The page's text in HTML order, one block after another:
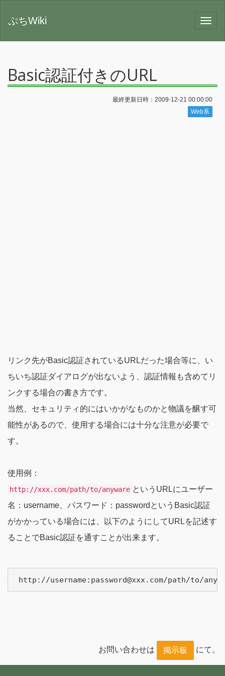
ぷちWiki
Basic認証付きのURL
最終更新日時：2009-12-21 00:00:00
Web系
リンク先がBasic認証されているURLだった場合等に、い
ちいち認証ダイアログが出ないよう、認証情報も含めてリ
ンクする場合の書き方です。
当然、セキュリティ的にはいかがなものかと物議を醸す可
能性があるので、使用する場合には十分な注意が必要で
す。
使用例：
http://xxx.com/path/to/anyware というURLにユーザー
名：username、パスワード：passwordというBasic認証
がかかっている場合には、以下のようにしてURLを記述す
ることでBasic認証を通すことが出来ます。
お問い合わせは 掲示板 にて。